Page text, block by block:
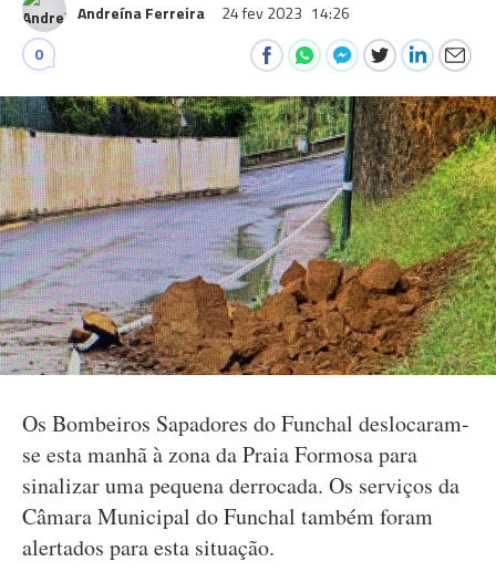
Andreína Ferreira 24 fev 2023 14:26
0
Os Bombeiros Sapadores do Funchal deslocaram-
se esta manhã à zona da Praia Formosa para
sinalizar uma pequena derrocada. Os serviços da
Câmara Municipal do Funchal também foram
alertados para esta situação.